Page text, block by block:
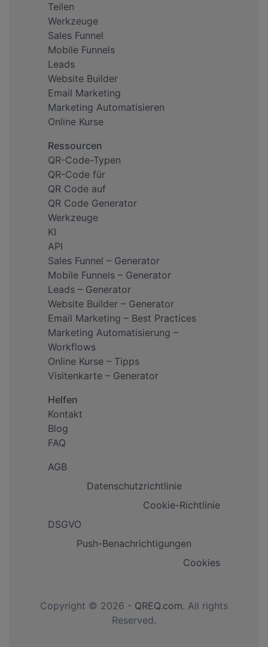
Teilen
Werkzeuge
Sales Funnel
Mobile Funnels
Leads
Website Builder
Email Marketing
Marketing Automatisieren
Online Kurse
Ressourcen
QR-Code-Typen
QR-Code für
QR Code auf
QR Code Generator
Werkzeuge
KI
API
Sales Funnel – Generator
Mobile Funnels – Generator
Leads – Generator
Website Builder – Generator
Email Marketing – Best Practices
Marketing Automatisierung –
Workflows
Online Kurse – Tipps
Visitenkarte – Generator
Helfen
Kontakt
Blog
FAQ
AGB
Datenschutzrichtlinie
Cookie-Richtlinie
DSGVO
Push-Benachrichtigungen
Cookies
Copyright © 2026 - QREQ.com. All rights
Reserved.